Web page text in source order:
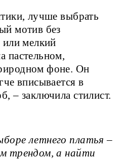
лучше выбрать
мотив без
или мелкий
пастельном,
фоне. Он
вписывается в
– заключила стилист.
летнего платья –
трендом, а найти